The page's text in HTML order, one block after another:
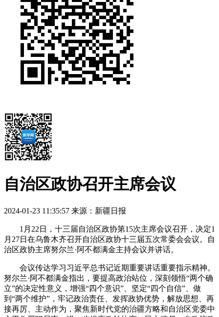
自治区政协召开主席会议
2024-01-23 11:35:57 来源：新疆日报
1月22日，十三届自治区政协第15次主席会议召开，决定1
月27日在乌鲁木齐召开自治区政协十三届五次常委会会议。自
治区政协主席努尔兰·阿不都满金主持会议并讲话。
会议传达学习习近平总书记近期重要讲话重要指示精神。
努尔兰·阿不都满金指出，要提高政治站位，深刻领悟“两个确
立”的决定性意义，增强“四个意识”、坚定“四个自信”、做
到“两个维护”，牢记政治责任、发挥政协优势，解放思想、再
接再厉、主动作为，聚焦新时代党的治疆方略和自治区党委中